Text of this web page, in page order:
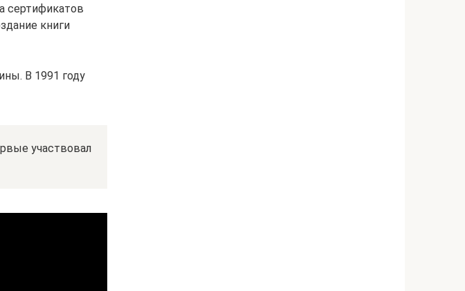
сертификатов
книги
В 1991 году
участвовал